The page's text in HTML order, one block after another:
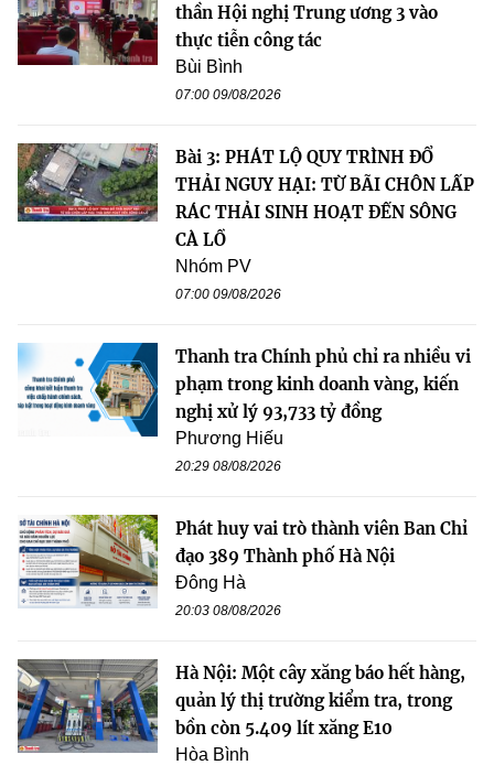
thần Hội nghị Trung ương 3 vào
thực tiễn công tác
Bùi Bình
07:00 09/08/2026
Bài 3: PHÁT LỘ QUY TRÌNH ĐỔ
THẢI NGUY HẠI: TỪ BÃI CHÔN LẤP
RÁC THẢI SINH HOẠT ĐẾN SÔNG
CÀ LỒ
Nhóm PV
07:00 09/08/2026
Thanh tra Chính phủ chỉ ra nhiều vi
phạm trong kinh doanh vàng, kiến
nghị xử lý 93,733 tỷ đồng
Phương Hiếu
20:29 08/08/2026
Phát huy vai trò thành viên Ban Chỉ
đạo 389 Thành phố Hà Nội
Đông Hà
20:03 08/08/2026
Hà Nội: Một cây xăng báo hết hàng,
quản lý thị trường kiểm tra, trong
bồn còn 5.409 lít xăng E10
Hòa Bình